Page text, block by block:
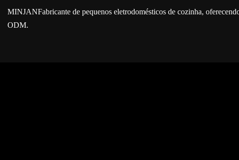
MINJANFabricante de pequenos eletrodomésticos de cozinha,
ODM.